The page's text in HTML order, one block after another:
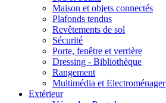
Maison et objets connectés
Plafonds tendus
Revêtements de sol
Sécurité
Porte, fenêtre et verrière
Dressing - Bibliothèque
Rangement
Multimédia et Electroménager
Extérieur